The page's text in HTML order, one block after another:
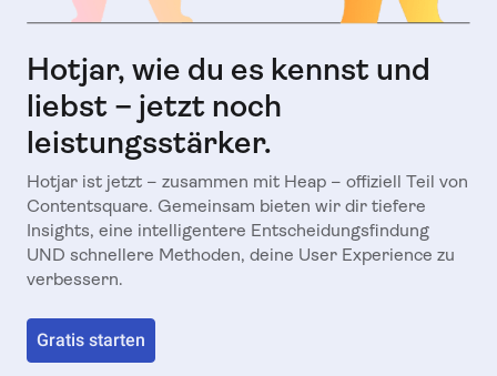
Hotjar, wie du es kennst und
liebst – jetzt noch
leistungsstärker.
Hotjar ist jetzt – zusammen mit Heap – offiziell Teil von
Contentsquare. Gemeinsam bieten wir dir tiefere
Insights, eine intelligentere Entscheidungsfindung
UND schnellere Methoden, deine User Experience zu
verbessern.
Gratis starten